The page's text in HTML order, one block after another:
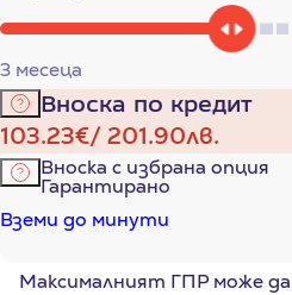
3 месеца
Вноска по кредит
103.23€ 201.90лв.
Вноска с избрана опция
Гарантирано
Вземи до минути
Максималният ГПР може